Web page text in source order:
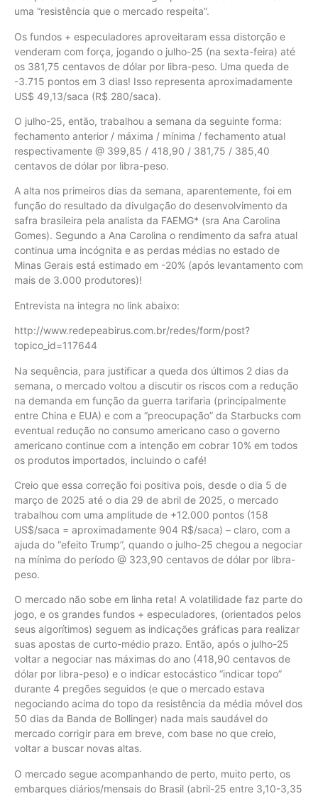
uma “resistência que o mercado respeita”.
Os fundos + especuladores aproveitaram essa distorção e
venderam com força, jogando o julho-25 (na sexta-feira) até
os 381,75 centavos de dólar por libra-peso. Uma queda de
-3.715 pontos em 3 dias! Isso representa aproximadamente
US$ 49,13/saca (R$ 280/saca).
O julho-25, então, trabalhou a semana da seguinte forma:
fechamento anterior / máxima / mínima / fechamento atual
respectivamente @ 399,85 / 418,90 / 381,75 / 385,40
centavos de dólar por libra-peso.
A alta nos primeiros dias da semana, aparentemente, foi em
função do resultado da divulgação do desenvolvimento da
safra brasileira pela analista da FAEMG* (sra Ana Carolina
Gomes). Segundo a Ana Carolina o rendimento da safra atual
continua uma incógnita e as perdas médias no estado de
Minas Gerais está estimado em -20% (após levantamento com
mais de 3.000 produtores)!
Entrevista na integra no link abaixo:
http://www.redepeabirus.com.br/redes/form/post?
topico_id=117644
Na sequência, para justificar a queda dos últimos 2 dias da
semana, o mercado voltou a discutir os riscos com a redução
na demanda em função da guerra tarifaria (principalmente
entre China e EUA) e com a “preocupação” da Starbucks com
eventual redução no consumo americano caso o governo
americano continue com a intenção em cobrar 10% em todos
os produtos importados, incluindo o café!
Creio que essa correção foi positiva pois, desde o dia 5 de
março de 2025 até o dia 29 de abril de 2025, o mercado
trabalhou com uma amplitude de +12.000 pontos (158
US$/saca = aproximadamente 904 R$/saca) – claro, com a
ajuda do “efeito Trump”, quando o julho-25 chegou a negociar
na mínima do período @ 323,90 centavos de dólar por libra-
peso.
O mercado não sobe em linha reta! A volatilidade faz parte do
jogo, e os grandes fundos + especuladores, (orientados pelos
seus algorítimos) seguem as indicações gráficas para realizar
suas apostas de curto-médio prazo. Então, após o julho-25
voltar a negociar nas máximas do ano (418,90 centavos de
dólar por libra-peso) e o indicar estocástico “indicar topo”
durante 4 pregões seguidos (e que o mercado estava
negociando acima do topo da resistência da média móvel dos
50 dias da Banda de Bollinger) nada mais saudável do
mercado corrigir para em breve, com base no que creio,
voltar a buscar novas altas.
O mercado segue acompanhando de perto, muito perto, os
embarques diários/mensais do Brasil (abril-25 entre 3,10-3,35